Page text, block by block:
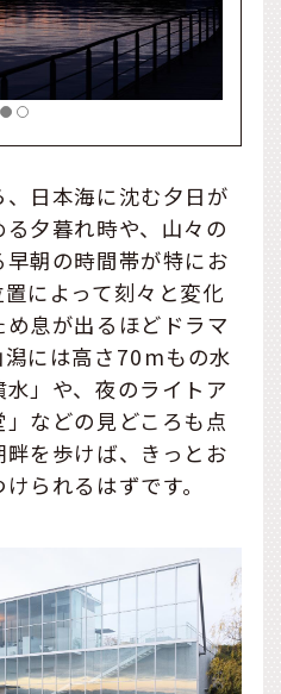
日本海に沈む夕日が
夕暮れ時や、山々の
朝の時間帯が特にお
によって刻々と変化
息が出るほどドラマ
には高さ70mもの水
」や、夜のライトア
などの見どころも点
を歩けば、きっとお
られるはずです。